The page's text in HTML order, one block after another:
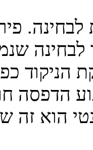
הניקוד
הדפסה